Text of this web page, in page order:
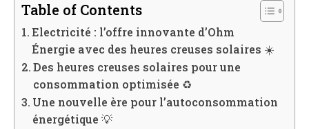
Table of Contents
Electricité : l’offre innovante d’Ohm
Énergie avec des heures creuses solaires ☀️
Des heures creuses solaires pour une
consommation optimisée ♻️
Une nouvelle ère pour l’autoconsommation
énergétique 💡